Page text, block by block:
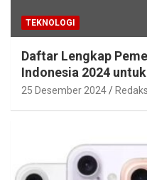
TEKNOLOGI
Daftar Lengkap
Indonesia 2024
25 Desember 2024